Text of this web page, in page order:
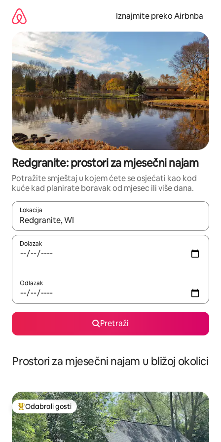
sadržaj
Iznajmite preko Airbnba
Redgranite: prostori za mjesečni najam
Potražite smještaj u kojem ćete se osjećati kao kod
kuće kad planirate boravak od mjesec ili više dana.
Lokacija
Kada budu dostupni rezultati, moći ćete ih pregledati
Dolazak
Odlazak
Pretraži
Prostori za mjesečni najam u bližoj okolici
Među najviše rangiranima s oznakom „Odabrali gosti”
Odabrali gosti